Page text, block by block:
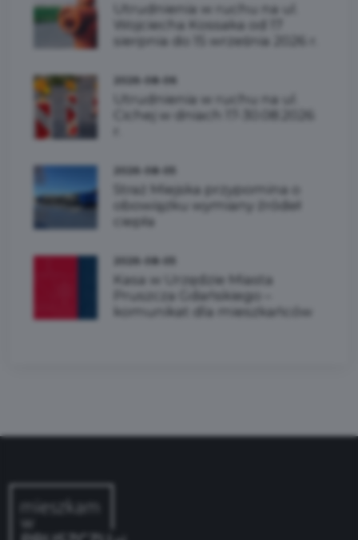
Utrudnienia w ruchu na ul.
Wojciecha Kossaka od 17
sierpnia do 15 września 2026 r.
Utrudnienia w ruchu na ul.
Cichej w dniach 17-30.08.2026
Straż Miejska przypomina o
obowiązku wymiany źródeł
ciepła
Kasa w Urzędzie Miasta
Pruszcza Gdańskiego –
komunikat dla mieszkańców